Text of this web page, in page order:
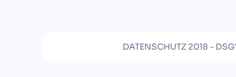
DATENSCHUTZ 2018 -